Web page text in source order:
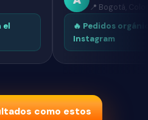
📍 Bogotá, Colombia
🔥 Pedidos orgánicos desde
Instagram
como estos